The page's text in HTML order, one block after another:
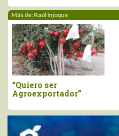
Más de: Raúl Injoque
“Quiero ser
Agroexportador”